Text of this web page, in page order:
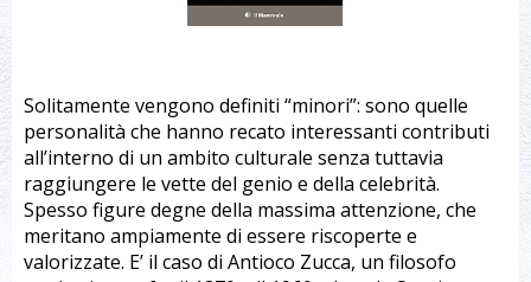
Solitamente vengono definiti “minori”: sono quelle
personalità che hanno recato interessanti contributi
all’interno di un ambito culturale senza tuttavia
raggiungere le vette del genio e della celebrità.
Spesso figure degne della massima attenzione, che
meritano ampiamente di essere riscoperte e
valorizzate. E’ il caso di Antioco Zucca, un filosofo